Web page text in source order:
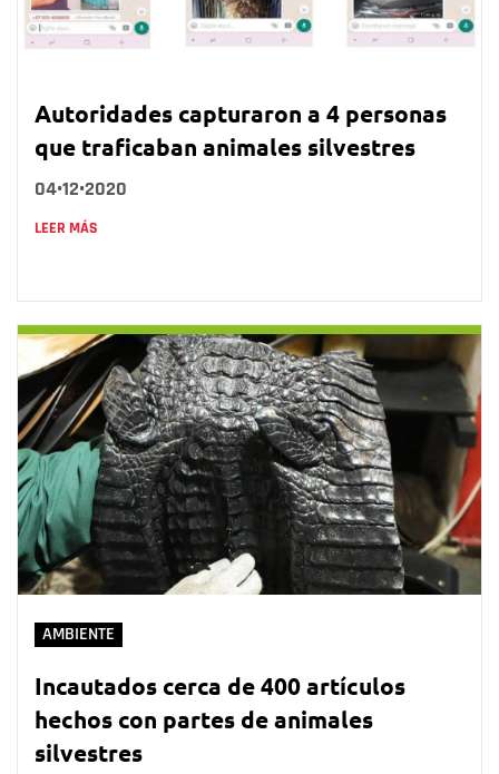
Autoridades capturaron a 4 personas
que traficaban animales silvestres
04•12•2020
LEER MÁS
AMBIENTE
Incautados cerca de 400 artículos
hechos con partes de animales
silvestres